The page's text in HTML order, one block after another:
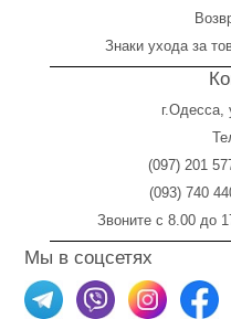
Знаки ухода за
г.Одесса,
(097) 201
(093) 740
Звоните с 8.00 до
Мы в соцсетях